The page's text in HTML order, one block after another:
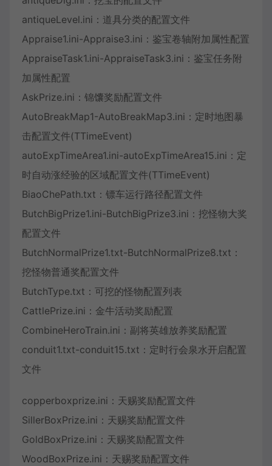
antiqueLevel.ini：道具分类的配置文件
Appraise1.ini-Appraise3.ini：鉴宝卷轴附加属性配置
AppraiseTask1.ini-AppraiseTask3.ini：鉴宝任务附
加属性配置
AskPrize.ini：锦馕奖励配置文件
AutoBreakMap1-AutoBreakMap3.ini：定时地图暴
击配置文件(TTimeEvent)
autoExpTimeArea1.ini-autoExpTimeArea15.ini：定
时自动涨经验的区域配置文件(TTimeEvent)
BiaoChePath.txt：镖车运行路径配置文件
ButchBigPrize1.ini-ButchBigPrize3.ini：挖怪物大奖
配置文件
ButchNormalPrize1.txt-ButchNormalPrize8.txt：
挖怪物普通奖配置文件
ButchType.txt：可挖的怪物配置列表
CattlePrize.ini：金牛活动奖励配置
CombineHeroTrain.ini：副将英雄放养奖励配置
conduit1.txt-conduit15.txt：定时行会泉水开启配置
文件
copperboxprize.ini：天赐奖励配置文件
SillerBoxPrize.ini：天赐奖励配置文件
GoldBoxPrize.ini：天赐奖励配置文件
WoodBoxPrize.ini：天赐奖励配置文件